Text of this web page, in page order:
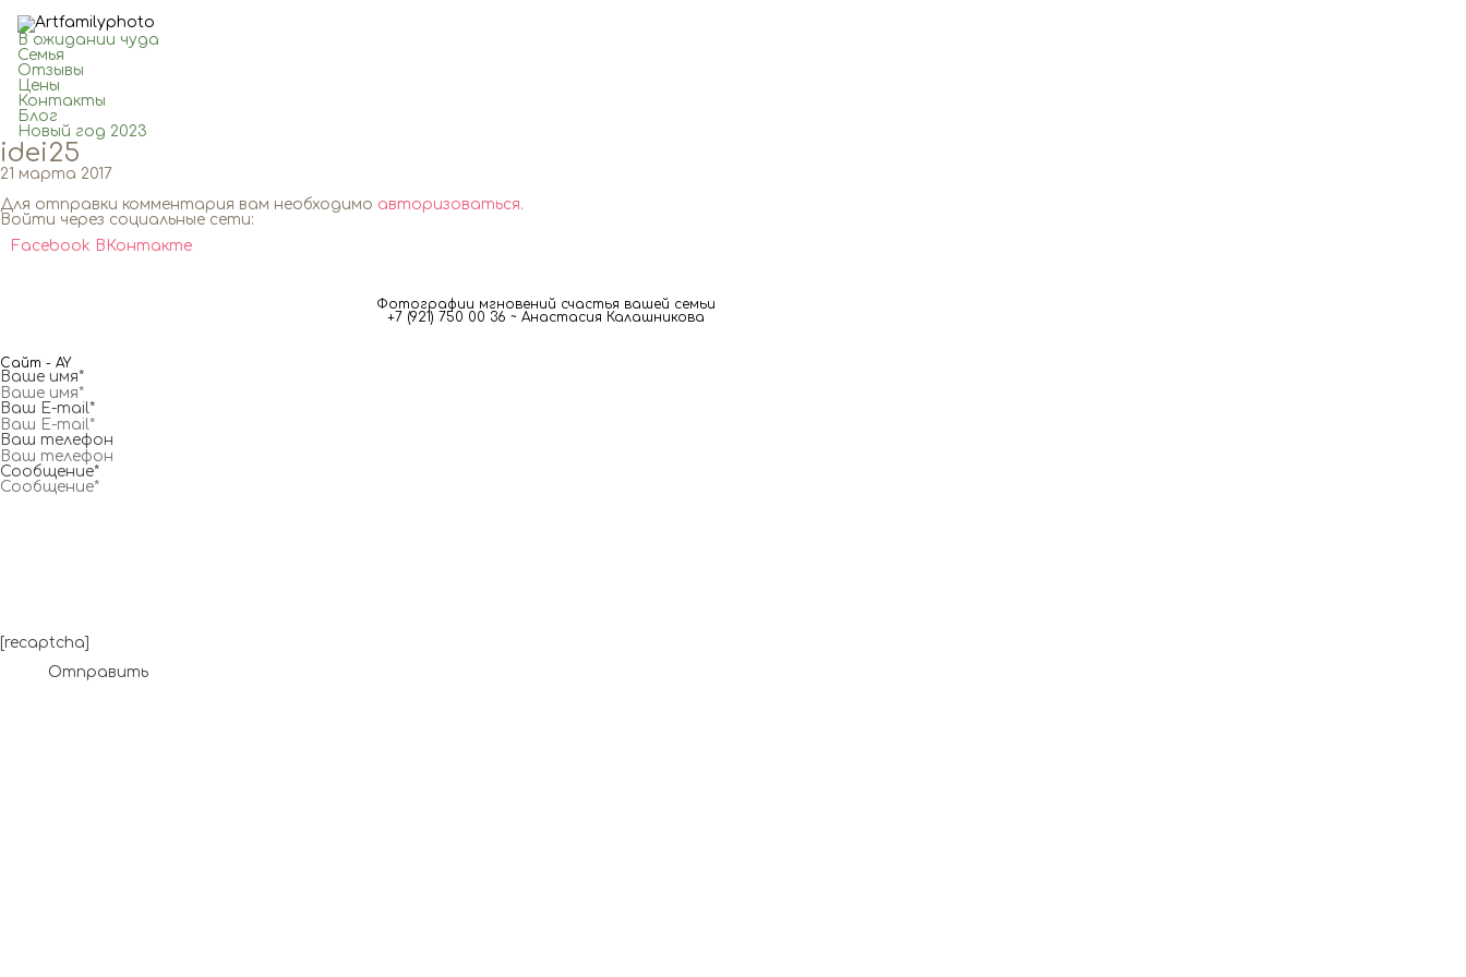
В ожидании чуда
Семья
Отзывы
Цены
Контакты
Блог
Новый год 2023
idei25
21 марта 2017
Для отправки комментария вам необходимо авторизоваться.
Войти через социальные сети:
Facebook ВКонтакте
Фотографии мгновений счастья вашей семьи
+7 (921) 750 00 36 ~ Анастасия Калашникова
Сайт - AY
Ваше имя*
Ваш E-mail*
Ваш телефон
Сообщение*
[recaptcha]